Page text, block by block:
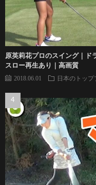
原英莉花プロのスイング｜ド
スロー再生あり｜高画質
2018.06.01 日本のトップ